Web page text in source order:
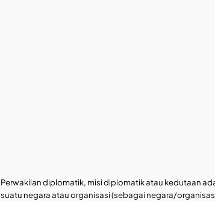
Perwakilan diplomatik, misi diplomatik atau kedutaan
suatu negara atau organisasi (sebagai negara/